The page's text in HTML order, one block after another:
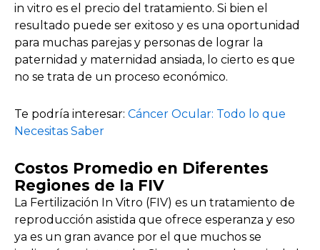
in vitro es el precio del tratamiento. Si bien el
resultado puede ser exitoso y es una oportunidad
para muchas parejas y personas de lograr la
paternidad y maternidad ansiada, lo cierto es que
no se trata de un proceso económico.
Te podría interesar: Cáncer Ocular: Todo lo que
Necesitas Saber
Costos Promedio en Diferentes
Regiones de la FIV
La Fertilización In Vitro (FIV) es un tratamiento de
reproducción asistida que ofrece esperanza y eso
ya es un gran avance por el que muchos se